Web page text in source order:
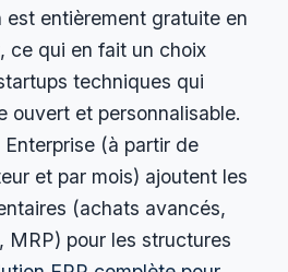
est entièrement gratuite en
ce qui en fait un choix
techniques qui
ouvert et personnalisable.
(à partir de
et par mois) ajoutent les
(achats avancés,
MRP) pour les structures